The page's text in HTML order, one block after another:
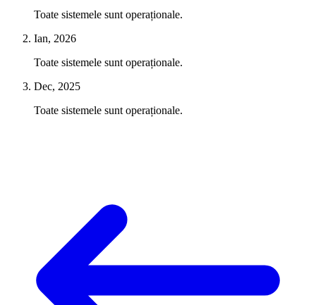
Toate sistemele sunt operaționale.
Ian, 2026
Toate sistemele sunt operaționale.
Dec, 2025
Toate sistemele sunt operaționale.